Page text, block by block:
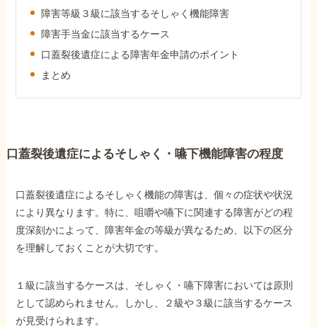
事務所について
お客様からの感謝のお手紙
で受給相談をする
当事務所に
依頼するメリット
障害等級３級に該当するそしゃく機能障害
障害手当金に該当するケース
口蓋裂後遺症による障害年金申請のポイント
まとめ
口蓋裂後遺症によるそしゃく・嚥下機能障害の程度
口蓋裂後遺症によるそしゃく機能の障害は、個々の症状や状況
により異なります。特に、咀嚼や嚥下に関連する障害がどの程
度深刻かによって、障害年金の等級が異なるため、以下の区分
を理解しておくことが大切です。
１級に該当するケースは、そしゃく・嚥下障害においては原則
として認められません。しかし、２級や３級に該当するケース
が見受けられます。